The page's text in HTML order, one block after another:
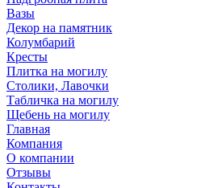
Вазы
Декор на памятник
Колумбарий
Кресты
Плитка на могилу
Столики, Лавочки
Табличка на могилу
Щебень на могилу
Главная
Компания
О компании
Отзывы